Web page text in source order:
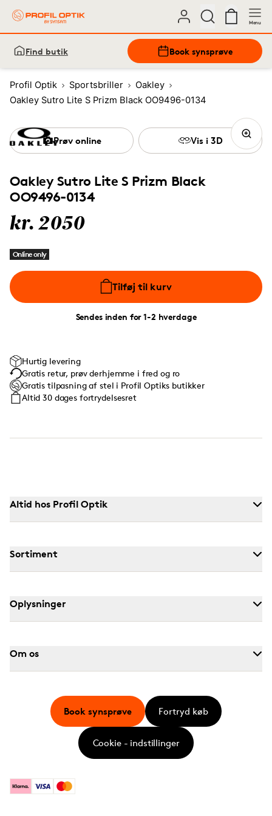
Menu
Find butik Book synsprøve
Profil Optik Sportsbriller
Oakley
Oakley Sutro Lite S Prizm Black OO9496-0134
Oakley Sutro Lite S Prizm Black
OO9496-0134
kr. 2050
Online only
Tilføj til kurv
Sendes inden for 1-2 hverdage
Prøv online Vis i 3D
Hurtig levering
Gratis retur, prøv derhjemme i fred og ro
Gratis tilpasning af stel i Profil Optiks butikker
Altid 30 dages fortrydelsesret
Altid hos Profil Optik
Sortiment
Oplysninger
Om os
KlarnaVisa Mastercard
Book synsprøve Fortryd køb
Cookie - indstillinger